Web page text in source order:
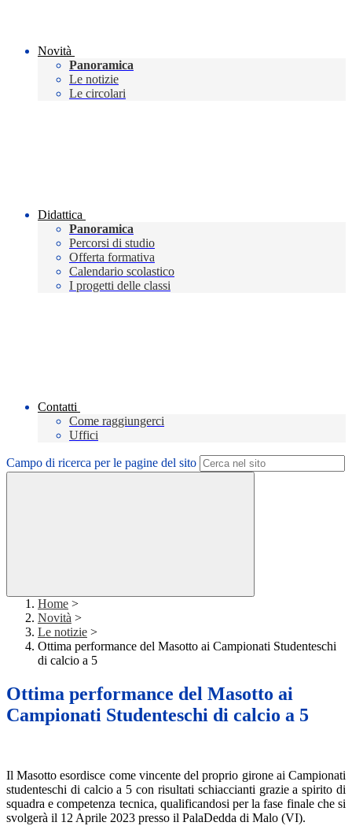
Novità
Panoramica
Le notizie
Le circolari
Didattica
Panoramica
Percorsi di studio
Offerta formativa
Calendario scolastico
I progetti delle classi
Contatti
Come raggiungerci
Uffici
Campo di ricerca per le pagine del sito
Home >
Novità >
Le notizie >
Ottima performance del Masotto ai Campionati Studenteschi
di calcio a 5
Ottima performance del Masotto ai
Campionati Studenteschi di calcio a 5
Il Masotto esordisce come vincente del proprio girone ai Campionati
studenteschi di calcio a 5 con risultati schiaccianti grazie a spirito di
squadra e competenza tecnica, qualificandosi per la fase finale che si
svolgerà il 12 Aprile 2023 presso il PalaDedda di Malo (VI).